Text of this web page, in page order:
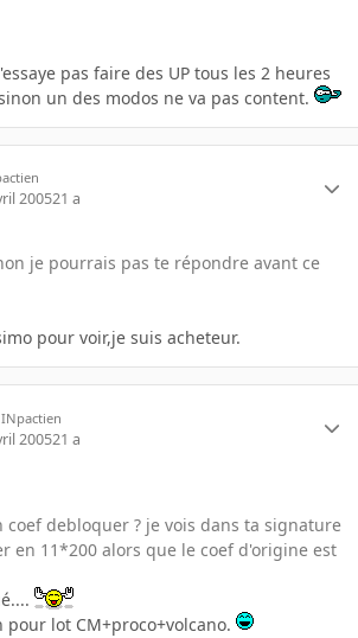
pas faire des UP tous les 2 heures
un des modos ne va pas content.
200521 a
je pourrais pas te répondre avant ce
pour voir,je suis acheteur.
INpactien
200521 a
coef debloquer ? je vois dans ta signature
en 11*200 alors que le coef d'origine est
lot CM+proco+volcano.